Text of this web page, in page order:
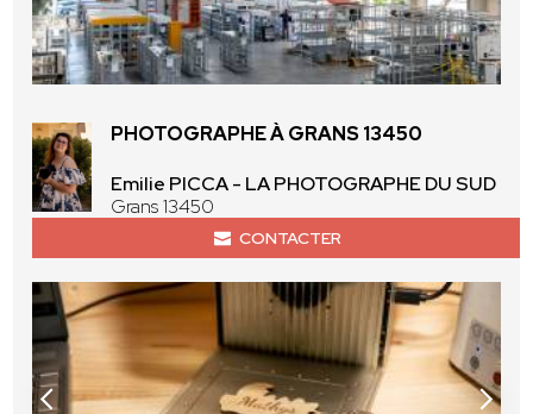
PHOTOGRAPHE À GRANS 13450
Emilie PICCA - LA PHOTOGRAPHE DU SUD
Grans 13450
CONTACTER